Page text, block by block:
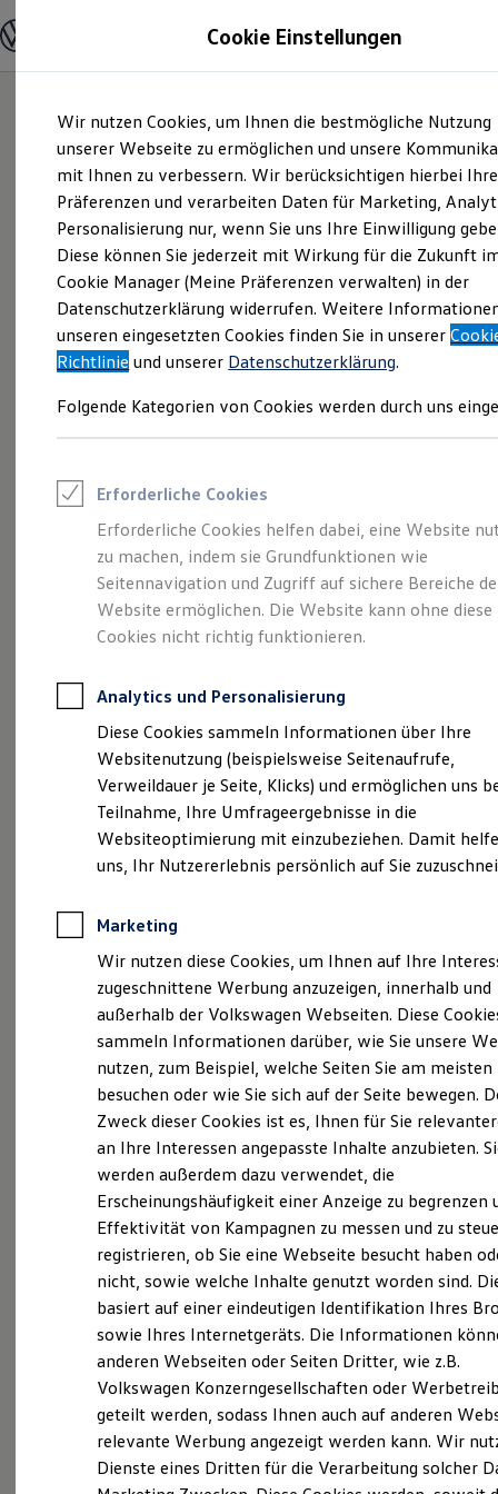
Hauptinhalt
springen
Footer
springen
Modelle und Konfigurator
Modelle vergleichen
Elektroautos
ENERGY Sondermodelle
Nutzfahrzeuge
SUV und CUV
Familienautos
Kombis
Kompaktwagen
Sportwagen
Schnell verfügbare Fahrzeuge
Angebote und Produkte
Aktuelle Angebote
E-Auto-Förderung
Volkswagen Marktplatz
Junge Gebrauchtwagen und Gebrauchtwagen
Saisonangebote
Leasing
Leasing-Angebote
Gebrauchtwagen Leasing
Junge Gebrauchtwagen-Leasing
Elektroauto Leasing
Kleinwagen-Leasing
Leasing ohne Anzahlung
Autokredit mit Schlussrate
Versicherungen und Garantien
Kfz-Versicherung
Restschuldversicherungen
Garantien
Wartungsverträge
Geschäftskunden
Professional Class bei Volkswagen
Großkunden
Behörden
Anpfiff zum Gewinn
Elektroautos
ID. Tutorials
Elektrofahrzeugkonzepte
Reichweite
Reichweite der ID. Modelle
Reichweite im Winter
Laden
Laden unterwegs
Laden Zuhause
Ladezeitensimulator
Batterie
Sicherheit
Garantie und Lebensdauer
Nachhaltigkeit
Technologie
Kosten und Kauf
Verbrauchskosten
Kaufoptionen
E-Auto-Förderung
Software und Konnektivität
Die ID. Software 6
ID. Software Versionen und Updates
Digitale Extras
Schnittstellen zu Ihrem ID.
So geht neu.
Entdecken Sie jetzt
den neuen ID.3 Neo!
(Impressum & Rechtliches)
Probefahrt vereinbaren
Fahrzeugangebot anfordern
Servicetermin buchen
Cookie Einstellungen
Wir nutzen Cookies, um Ihnen die bestmögliche Nutzung
unserer Webseite zu ermöglichen und unsere
mit Ihnen zu verbessern. Wir berücksichtigen hierbei Ihre
Präferenzen und verarbeiten Daten für Marketing,
Personalisierung nur, wenn Sie uns Ihre Einwilligung
Diese können Sie jederzeit mit Wirkung für die Zukunft
Cookie Manager (Meine Präferenzen verwalten) in der
Datenschutzerklärung widerrufen. Weitere
unseren eingesetzten Cookies finden Sie in unserer
Richtlinie und unserer Datenschutzerklärung.
Folgende Kategorien von Cookies werden durch uns
Erforderliche Cookies
Erforderliche Cookies helfen dabei, eine Website
zu machen, indem sie Grundfunktionen wie
Seitennavigation und Zugriff auf sichere Bereiche
Website ermöglichen. Die Website kann ohne diese
Cookies nicht richtig funktionieren.
Analytics und Personalisierung
Diese Cookies sammeln Informationen über Ihre
Websitenutzung (beispielsweise Seitenaufrufe,
Verweildauer je Seite, Klicks) und ermöglichen uns
Teilnahme, Ihre Umfrageergebnisse in die
Websiteoptimierung mit einzubeziehen. Damit
uns, Ihr Nutzererlebnis persönlich auf Sie
Marketing
Wir nutzen diese Cookies, um Ihnen auf Ihre
zugeschnittene Werbung anzuzeigen, innerhalb und
außerhalb der Volkswagen Webseiten. Diese
sammeln Informationen darüber, wie Sie unsere
nutzen, zum Beispiel, welche Seiten Sie am meisten
besuchen oder wie Sie sich auf der Seite bewegen.
Zweck dieser Cookies ist es, Ihnen für Sie
an Ihre Interessen angepasste Inhalte anzubieten.
werden außerdem dazu verwendet, die
Erscheinungshäufigkeit einer Anzeige zu begrenzen
Effektivität von Kampagnen zu messen und zu
registrieren, ob Sie eine Webseite besucht haben
nicht, sowie welche Inhalte genutzt worden sind.
basiert auf einer eindeutigen Identifikation Ihres
sowie Ihres Internetgeräts. Die Informationen
anderen Webseiten oder Seiten Dritter, wie z.B.
Volkswagen Konzerngesellschaften oder
geteilt werden, sodass Ihnen auch auf anderen
relevante Werbung angezeigt werden kann. Wir
Dienste eines Dritten für die Verarbeitung solcher